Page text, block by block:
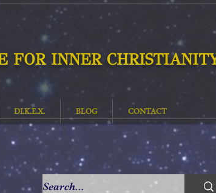
FOR INNER
DI.K.E.X. BLOG CONTACT